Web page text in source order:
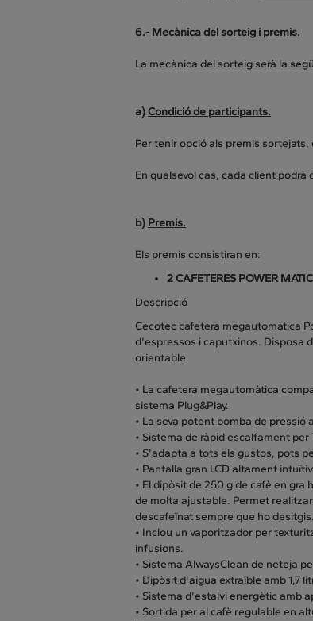
6.- Mecànica del sorteig i premis.
La mecànica del sorteig serà la
a)Condició de participants.
Per tenir opció als premis
En qualsevol cas, cada client
b) Premis.
Els premis consistiran en:
2CAFETERES POWER
Descripció
Cecotec cafetera megautomàtica
d'espressos i caputxinos. Disposa
orientable.
• La cafetera megautomàtica
sistema Plug&Play.
• La seva potent bomba de
• Sistema de ràpid escalfament
• S'adapta a tots els gustos, pots
• Pantalla gran LCD altament
• El dipòsit de 250 g de cafè en
de molta ajustable. Permet
descafeïnat sempre que ho desitgis.
• Inclou un vaporitzador per
infusions.
• Sistema AlwaysClean de neteja
• Dipòsit d'aigua extraïble amb 1,7
• Sistema d'estalvi energètic amb
• Sortida per al cafè regulable en